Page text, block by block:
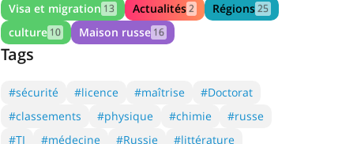
Visa et migration 13 Actualités2 Régions25
culture 10 Maison russe 16
Tags
#sécurité #licence #maîtrise
#Doctorat
#classements
#physique #chimie
#russe
#TI
#médecine #Russie
#littérature